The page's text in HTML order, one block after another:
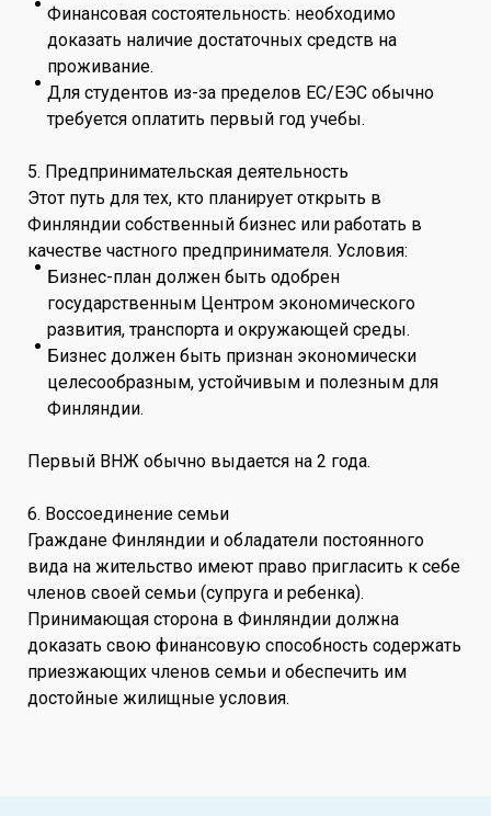
Финансовая состоятельность: необходимо
доказать наличие достаточных средств на
проживание.
Для студентов из-за пределов ЕС/ЕЭС обычно
требуется оплатить первый год учебы.
5. Предпринимательская деятельность
Этот путь для тех, кто планирует открыть в
Финляндии собственный бизнес или работать в
качестве частного предпринимателя. Условия:
Бизнес-план должен быть одобрен
государственным Центром экономического
развития, транспорта и окружающей среды.
Бизнес должен быть признан экономически
целесообразным, устойчивым и полезным для
Финляндии.
Первый ВНЖ обычно выдается на 2 года.
6. Воссоединение семьи
Граждане Финляндии и обладатели постоянного
вида на жительство имеют право пригласить к себе
членов своей семьи (супруга и ребенка).
Принимающая сторона в Финляндии должна
доказать свою финансовую способность содержать
приезжающих членов семьи и обеспечить им
достойные жилищные условия.